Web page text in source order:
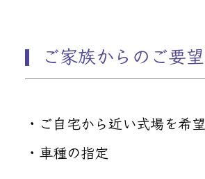
ご家族からのご要望
・ご自宅から近い式場を希望
・車種の指定